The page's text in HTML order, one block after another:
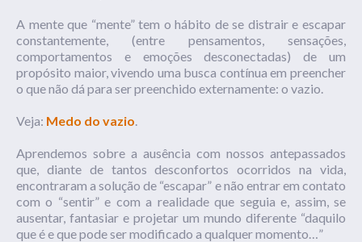
A mente que “mente” tem o hábito de se distrair e escapar
constantemente, (entre pensamentos, sensações,
comportamentos e emoções desconectadas) de um
propósito maior, vivendo uma busca contínua em preencher
o que não dá para ser preenchido externamente: o vazio.
Veja: Medo do vazio.
Aprendemos sobre a ausência com nossos antepassados
que, diante de tantos desconfortos ocorridos na vida,
encontraram a solução de “escapar” e não entrar em contato
com o “sentir” e com a realidade que seguia e, assim, se
ausentar, fantasiar e projetar um mundo diferente “daquilo
que é e que pode ser modificado a qualquer momento…”